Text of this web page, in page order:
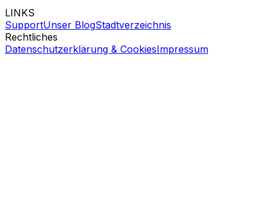
LINKS
SupportUnser BlogStadtverzeichnis
Rechtliches
Datenschutzerklärung & CookiesImpressum